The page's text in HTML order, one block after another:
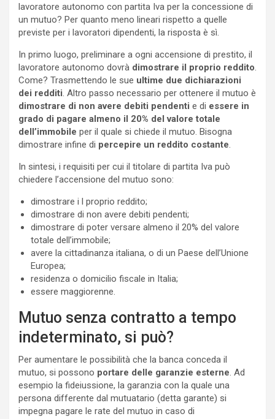
lavoratore autonomo con partita Iva per la concessione di
un mutuo? Per quanto meno lineari rispetto a quelle
previste per i lavoratori dipendenti, la risposta è sì.
In primo luogo, preliminare a ogni accensione di prestito, il
lavoratore autonomo dovrà dimostrare il proprio reddito.
Come? Trasmettendo le sue ultime due dichiarazioni
dei redditi. Altro passo necessario per ottenere il mutuo è
dimostrare di non avere debiti pendenti e di essere in
grado di pagare almeno il 20% del valore totale
dell’immobile per il quale si chiede il mutuo. Bisogna
dimostrare infine di percepire un reddito costante.
In sintesi, i requisiti per cui il titolare di partita Iva può
chiedere l’accensione del mutuo sono:
dimostrare i l proprio reddito;
dimostrare di non avere debiti pendenti;
dimostrare di poter versare almeno il 20% del valore
totale dell’immobile;
avere la cittadinanza italiana, o di un Paese dell’Unione
Europea;
residenza o domicilio fiscale in Italia;
essere maggiorenne.
Mutuo senza contratto a tempo
indeterminato, si può?
Per aumentare le possibilità che la banca conceda il
mutuo, si possono portare delle garanzie esterne. Ad
esempio la fideiussione, la garanzia con la quale una
persona differente dal mutuatario (detta garante) si
impegna pagare le rate del mutuo in caso di